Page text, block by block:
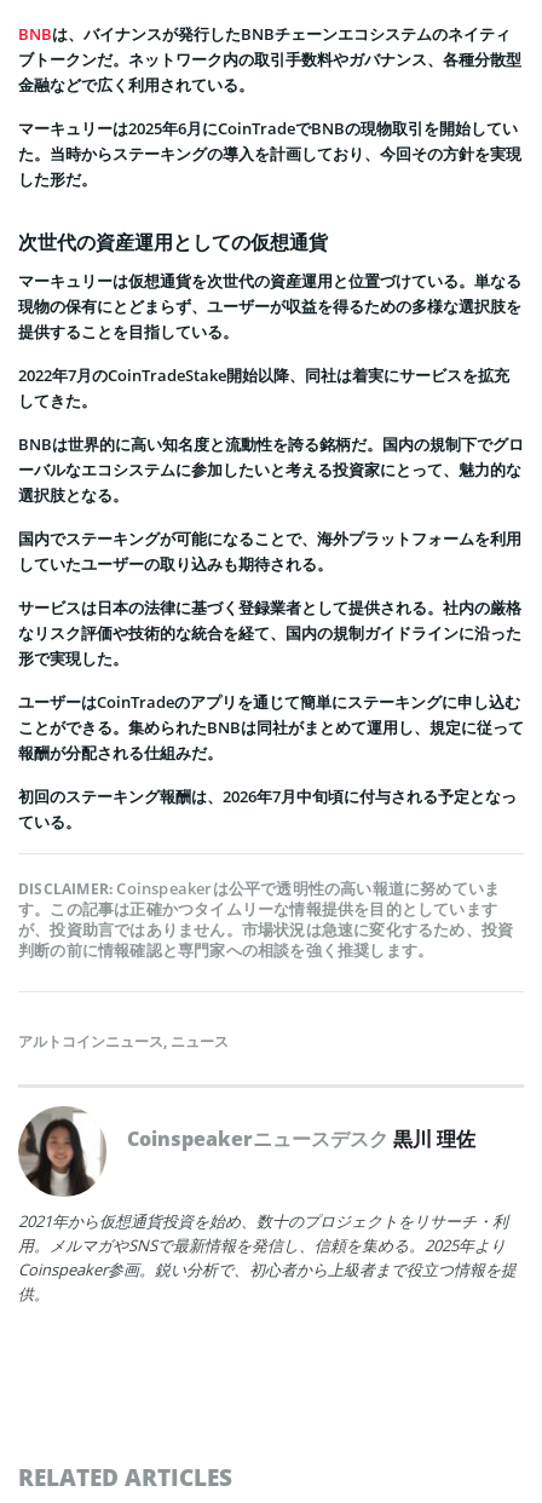
BNBは、バイナンスが発行したBNBチェーンエコシステムのネイティ
ブトークンだ。ネットワーク内の取引手数料やガバナンス、各種分散型
金融などで広く利用されている。
マーキュリーは2025年6月にCoinTradeでBNBの現物取引を開始してい
た。当時からステーキングの導入を計画しており、今回その方針を実現
した形だ。
次世代の資産運用としての仮想通貨
マーキュリーは仮想通貨を次世代の資産運用と位置づけている。単なる
現物の保有にとどまらず、ユーザーが収益を得るための多様な選択肢を
提供することを目指している。
2022年7月のCoinTradeStake開始以降、同社は着実にサービスを拡充
してきた。
BNBは世界的に高い知名度と流動性を誇る銘柄だ。国内の規制下でグロ
ーバルなエコシステムに参加したいと考える投資家にとって、魅力的な
選択肢となる。
国内でステーキングが可能になることで、海外プラットフォームを利用
していたユーザーの取り込みも期待される。
サービスは日本の法律に基づく登録業者として提供される。社内の厳格
なリスク評価や技術的な統合を経て、国内の規制ガイドラインに沿った
形で実現した。
ユーザーはCoinTradeのアプリを通じて簡単にステーキングに申し込む
ことができる。集められたBNBは同社がまとめて運用し、規定に従って
報酬が分配される仕組みだ。
初回のステーキング報酬は、2026年7月中旬頃に付与される予定となっ
ている。
DISCLAIMER:Coinspeakerは公平で透明性の高い報道に努めていま
す。この記事は正確かつタイムリーな情報提供を目的としています
が、投資助言ではありません。市場状況は急速に変化するため、投資
判断の前に情報確認と専門家への相談を強く推奨します。
アルトコインニュース, ニュース
Coinspeakerニュースデスク 黒川 理佐
2021年から仮想通貨投資を始め、数十のプロジェクトをリサーチ・利
用。メルマガやSNSで最新情報を発信し、信頼を集める。2025年より
Coinspeaker参画。鋭い分析で、初心者から上級者まで役立つ情報を提
供。
RELATED ARTICLES